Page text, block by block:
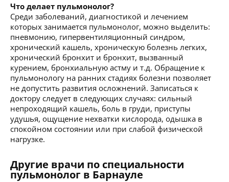
Что делает пульмонолог?
Среди заболеваний, диагностикой и лечением
которых занимается пульмонолог, можно выделить:
пневмонию, гипервентиляционный синдром,
хронический кашель, хроническую болезнь легких,
хронический бронхит и бронхит, вызванный
курением, бронхиальную астму и т.д. Обращение к
пульмонологу на ранних стадиях болезни позволяет
не допустить развития осложнений. Записаться к
доктору следует в следующих случаях: сильный
непроходящий кашель, боль в груди, приступы
удушья, ощущение нехватки кислорода, одышка в
спокойном состоянии или при слабой физической
нагрузке.
Другие врачи по специальности
пульмонолог в Барнауле